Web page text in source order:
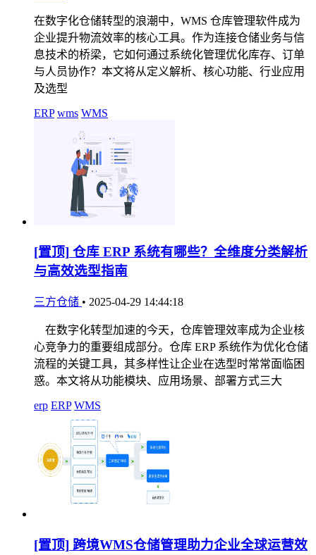
在数字化仓储转型的浪潮中，WMS 仓库管理软件成为
企业提升物流效率的核心工具。作为连接仓储业务与信
息技术的桥梁，它如何通过系统化管理优化库存、订单
与人员协作？本文将从定义解析、核心功能、行业应用
及选型
ERP wms WMS
[置顶] 仓库 ERP 系统有哪些？全维度分类解析
与高效选型指南
三方仓储 • 2025-04-29 14:44:18
在数字化转型加速的今天，仓库管理效率成为企业核
心竞争力的重要组成部分。仓库 ERP 系统作为优化仓储
流程的关键工具，其多样性让企业在选型时常常面临困
惑。本文将从功能模块、应用场景、部署方式三大
erp ERP WMS
[置顶] 跨境WMS仓储管理助力企业全球运营效